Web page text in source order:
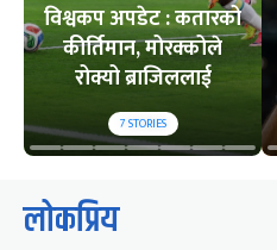
विश्वकप अपडेट : कतारको
कीर्तिमान, मोरक्कोले
रोक्यो ब्राजिललाई
7STORIES
लोकप्रिय